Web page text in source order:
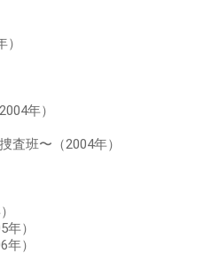
年）
査班〜（2004年）
）
）